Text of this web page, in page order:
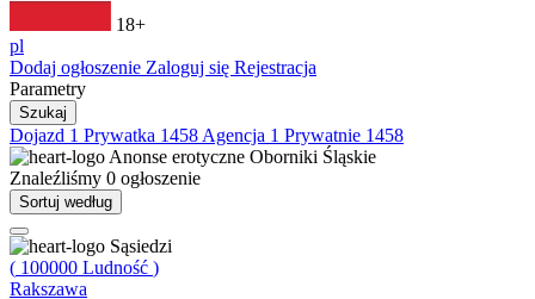
18+
pl
Dodaj ogłoszenie Zaloguj się Rejestracja
Parametry
Szukaj
Dojazd 1 Prywatka 1458 Agencja 1 Prywatnie 1458
Anonse erotyczne Oborniki Śląskie
Znaleźliśmy 0 ogłoszenie
Sortuj według
Sąsiedzi
( 100000 Ludność )
Rakszawa